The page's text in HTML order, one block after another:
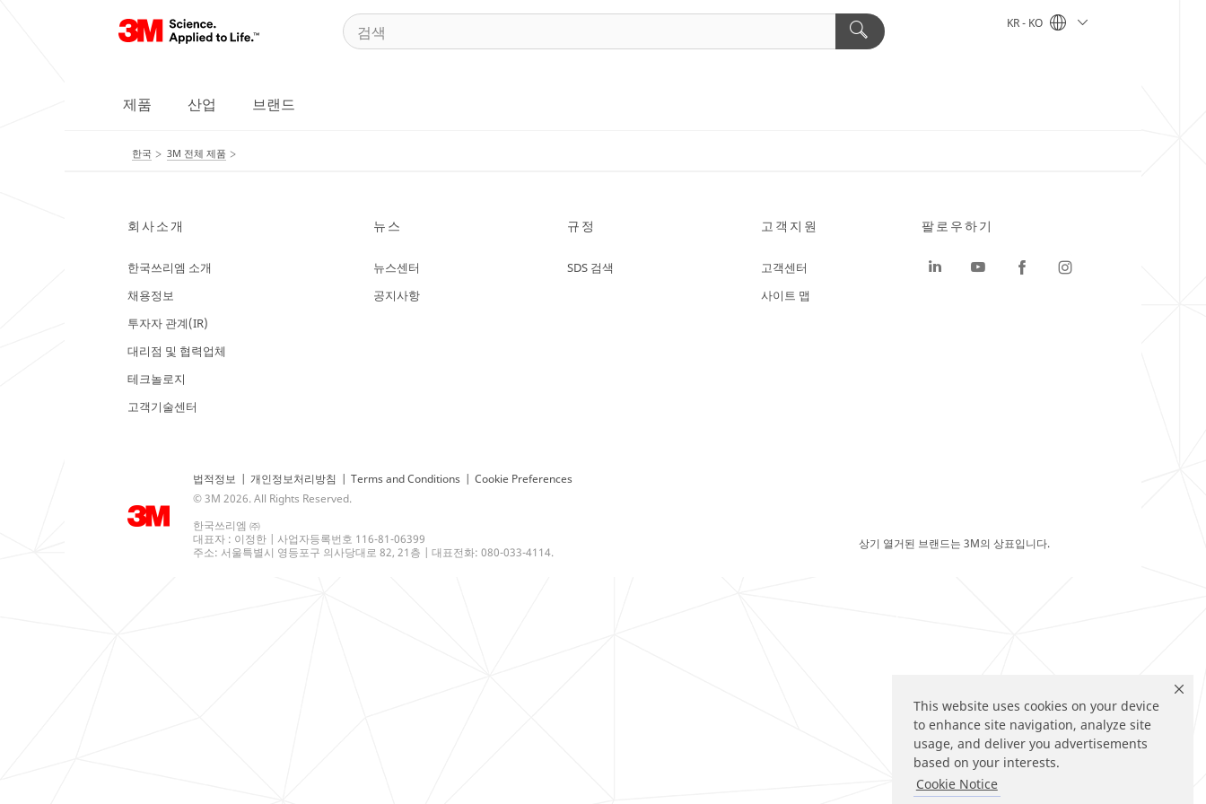
This website uses cookies on your device
to enhance site navigation, analyze site
usage, and deliver you advertisements
based on your interests.
Cookie Notice
KR - KO
제품 산업 브랜드
한국 3M 전체 제품
회사소개
한국쓰리엠 소개
채용정보
투자자 관계(IR)
대리점 및 협력업체
테크놀로지
고객기술센터
뉴스
뉴스센터
공지사항
규정
SDS 검색
고객지원
고객센터
사이트 맵
법적정보 | 개인정보처리방침 | Terms and Conditions | Cookie Preferences
© 3M 2026. All Rights Reserved.
한국쓰리엠 ㈜
대표자 : 이정한 | 사업자등록번호 116-81-06399
주소: 서울특별시 영등포구 의사당대로 82, 21층 | 대표전화: 080-033-4114.
팔로우하기
상기 열거된 브랜드는 3M의 상표입니다.